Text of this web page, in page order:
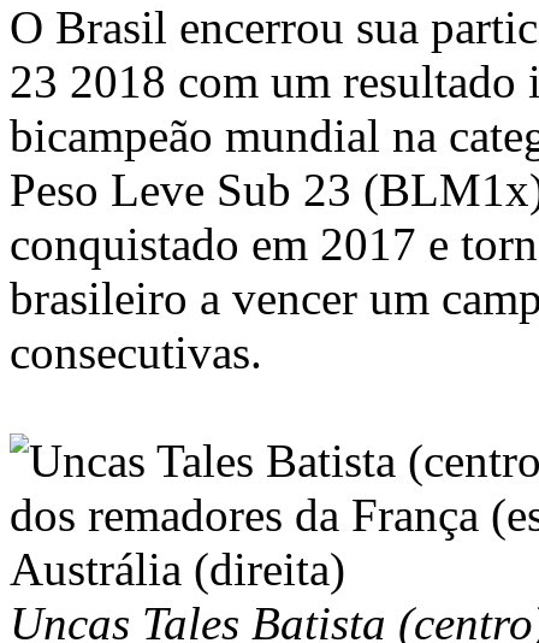
O Brasil encerrou sua
23 2018 com um resultado
bicampeão mundial na
Peso Leve Sub 23
conquistado em 2017 e
brasileiro a vencer um
consecutivas.
Uncas Tales Batista